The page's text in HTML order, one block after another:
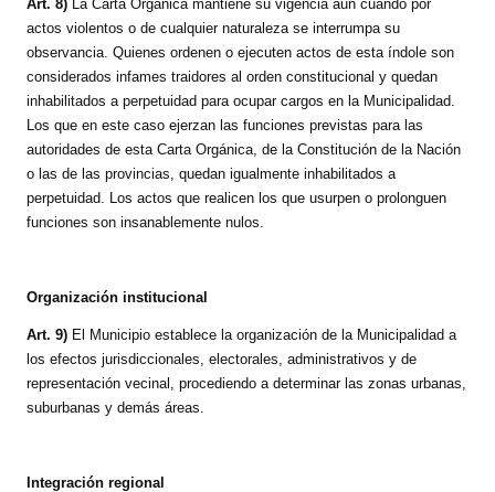
Art. 8) La Carta Orgánica mantiene su vigencia aun cuando por
actos violentos o de cualquier naturaleza se interrumpa su
observancia. Quienes ordenen o ejecuten actos de esta índole son
considerados infames traidores al orden constitucional y quedan
inhabilitados a perpetuidad para ocupar cargos en la Municipalidad.
Los que en este caso ejerzan las funciones previstas para las
autoridades de esta Carta Orgánica, de la Constitución de la Nación
o las de las provincias, quedan igualmente inhabilitados a
perpetuidad. Los actos que realicen los que usurpen o prolonguen
funciones son insanablemente nulos.
Organización institucional
Art. 9) El Municipio establece la organización de la Municipalidad a
los efectos jurisdiccionales, electorales, administrativos y de
representación vecinal, procediendo a determinar las zonas urbanas,
suburbanas y demás áreas.
Integración regional